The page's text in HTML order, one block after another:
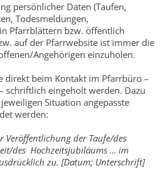
persönlicher Daten (Taufen,
Todesmeldungen,
Pfarrblättern bzw. öffentlich
auf der Pfarrwebsite ist immer die
Angehörigen einzuholen.
direkt beim Kontakt im Pfarrbüro –
schriftlich eingeholt werden. Dazu
Situation angepasste
werden:
Veröffentlichung der Taufe/des
des Hochzeitsjubiläums … im
zu. [Datum; Unterschrift]